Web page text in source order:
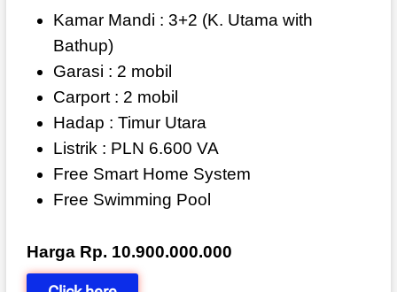
Kamar Mandi : 3+2 (K. Utama with
Bathup)
Garasi : 2 mobil
Carport : 2 mobil
Hadap : Timur Utara
Listrik : PLN 6.600 VA
Free Smart Home System
Free Swimming Pool
Harga Rp. 10.900.000.000